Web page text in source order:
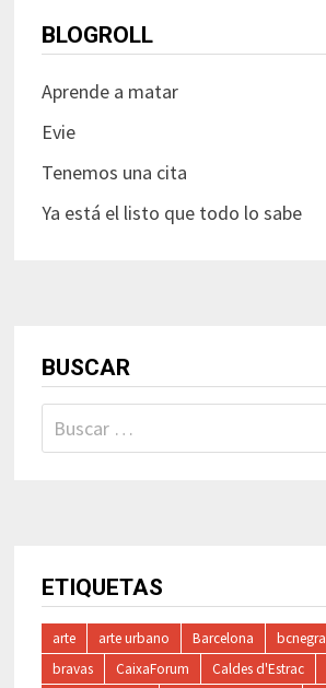
BLOGROLL
Aprende a matar
Evie
Tenemos una cita
Ya está el listo que todo lo sabe
BUSCAR
Buscar:
ETIQUETAS
arte arte urbano Barcelona bcnegra
bravas
CaixaForum Caldes d'Estrac